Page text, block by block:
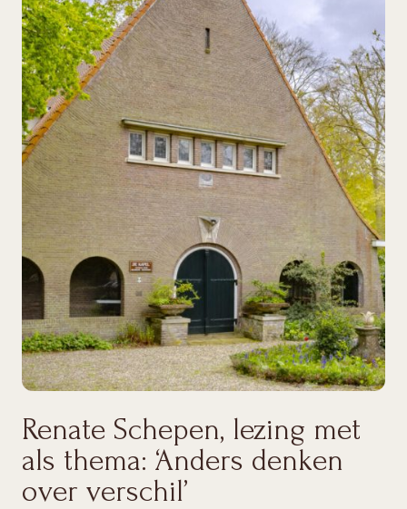
Renate Schepen, lezing met
als thema: ‘Anders denken
over verschil’